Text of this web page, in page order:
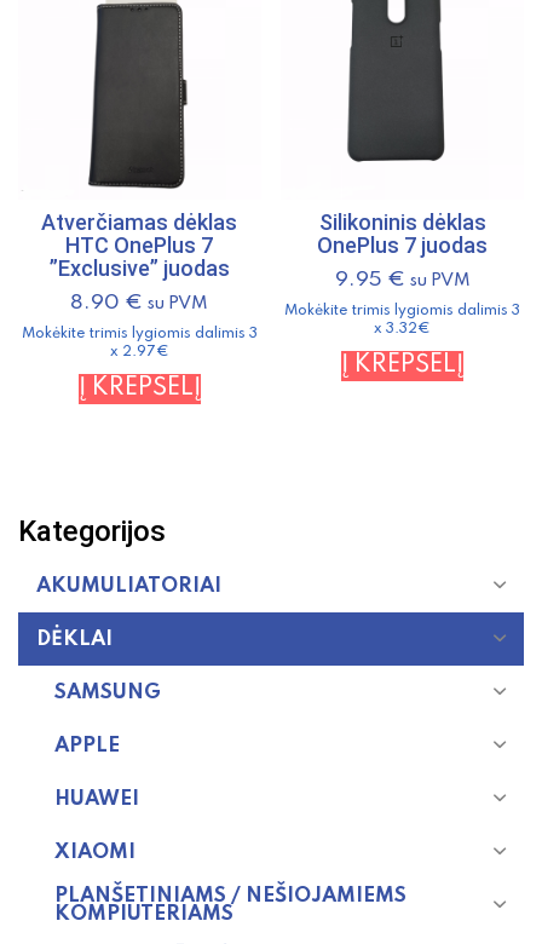
Atverčiamas dėklas
HTC OnePlus 7
”Exclusive” juodas
8.90 € su PVM
Mokėkite trimis lygiomis dalimis 3
x 2.97€
Į KREPŠELĮ
Silikoninis dėklas
OnePlus 7 juodas
9.95 € su PVM
Mokėkite trimis lygiomis dalimis 3
x 3.32€
Į KREPŠELĮ
Kategorijos
AKUMULIATORIAI
DĖKLAI
SAMSUNG
APPLE
HUAWEI
XIAOMI
PLANŠETINIAMS / NEŠIOJAMIEMS
KOMPIUTERIAMS